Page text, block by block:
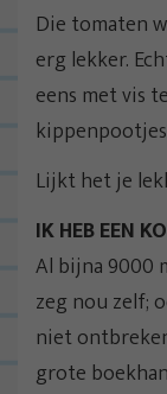
Die tomaten
erg lekker.
eens met vis
Lijkt het je
IK HEB EEN
Al bijna 9000
zeg nou zelf;
niet
grote